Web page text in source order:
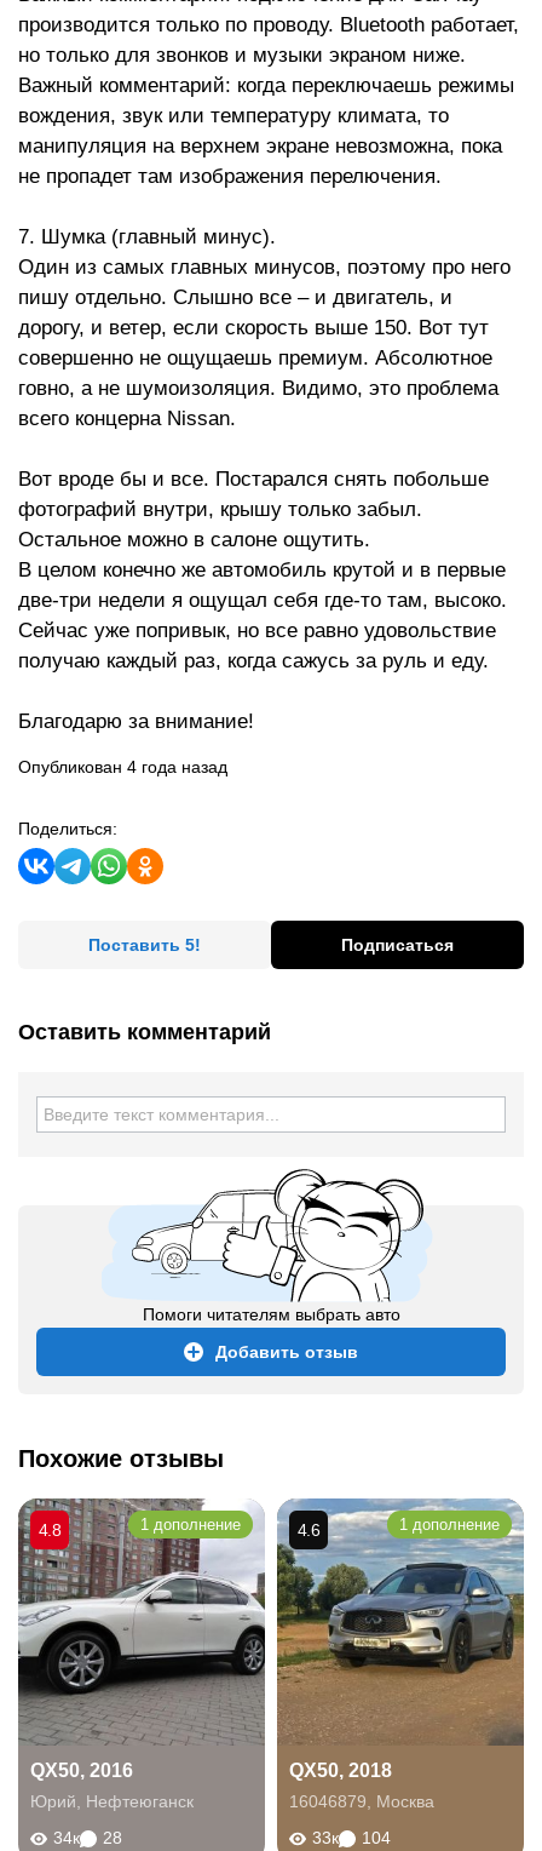
производится только по проводу. Bluetooth работает,
но только для звонков и музыки экраном ниже.
Важный комментарий: когда переключаешь режимы
вождения, звук или температуру климата, то
манипуляция на верхнем экране невозможна, пока
не пропадет там изображения перелючения.
7. Шумка (главный минус).
Один из самых главных минусов, поэтому про него
пишу отдельно. Слышно все – и двигатель, и
дорогу, и ветер, если скорость выше 150. Вот тут
совершенно не ощущаешь премиум. Абсолютное
говно, а не шумоизоляция. Видимо, это проблема
всего концерна Nissan.
Вот вроде бы и все. Постарался снять побольше
фотографий внутри, крышу только забыл.
Остальное можно в салоне ощутить.
В целом конечно же автомобиль крутой и в первые
две-три недели я ощущал себя где-то там, высоко.
Сейчас уже попривык, но все равно удовольствие
получаю каждый раз, когда сажусь за руль и еду.
Благодарю за внимание!
Опубликован 4 года назад
Поделиться:
Поставить 5! Подписаться
Оставить комментарий
Помоги читателям выбрать авто
Добавить отзыв
Похожие отзывы
QX50, 2016
Юрий
Нефтеюганск
34к
28
4.8 1 дополнение
QX50, 2018
16046879
Москва
33к
104
4.6 1 дополнение